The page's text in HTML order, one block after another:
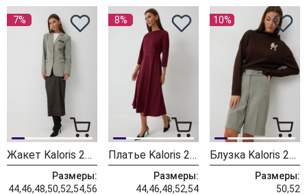
7%
Жакет Kaloris 2247
Размеры:
44,46,48,50,52,54,56
8%
Платье Kaloris 2245
Размеры:
44,46,48,52,54
10%
Блузка Kaloris 2243
Размеры:
50,52